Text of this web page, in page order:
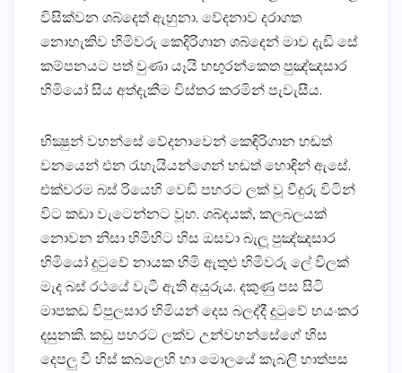
විසික්‌වන ශබ්දෙත් ඇහුනා. වේදනාව දරාගත
නොහැකිව හිමිවරු කෙදිරිගාන ශබ්දෙන් මාව දැඩි සේ
කම්පනයට පත් වුණා යෑයි හඟුරන්කෙත පුඤ්ඤසාර
හිමියෝ සිය අත්දැකීම විස්‌තර කරමින් පැවැසීය.
භික්‍ෂුන් වහන්සේ වේදනාවෙන් කෙඳිරිගාන හඬත්
වනයෙන් එන රැහැයියන්ගෙන් හඬත් හොඳින් ඇසේ.
එක්‌වරම බස්‌ රියෙහි වෙඩි පහරට ලක්‌ වූ වීදුරු විටින්
විට කඩා වැටෙන්නට වූහ. ශබ්දයක්‌, කලබලයක්‌
නොවන නිසා හිමිහිට හිස ඔසවා බැලූ පුඤ්ඤසාර
හිමියෝ දුටුවේ නායක හිමි ඇතුළු හිමිවරු ලේ විලක්‌
මැද බස්‌ රථයේ වැටී ඇති අයුරුය. දකුණු පස සිටි
මාපකඩ විපුලසාර හිමියන් දෙස බලද්දී දුටුවේ භයංකර
දසුනකි. කඩු පහරට ලක්‌ව උන්වහන්සේගේ හිස
දෙපලු වී හිස්‌ කබලෙහි හා මොලයේ කැබලි හාත්පස